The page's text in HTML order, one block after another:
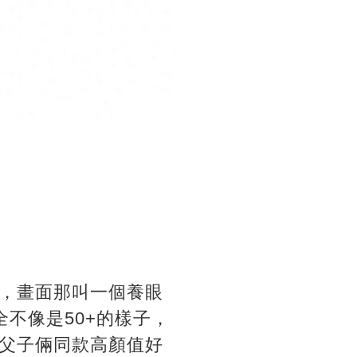
畫面那叫一個養眼
像是50+的樣子，
子倆同款高顏值好